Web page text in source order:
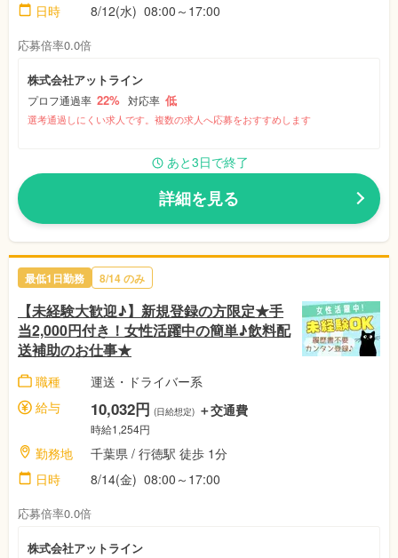
日時
8/12(水) 08:00～17:00
応募倍率0.0倍
株式会社アットライン
プロフ通過率 22% 対応率 低
選考通過しにくい求人です。複数の求人へ応募をおすすめします
あと3日で終了
詳細を見る
最低1日勤務 8/14 のみ
【未経験大歓迎♪】新規登録の方限定★手
当2,000円付き！女性活躍中の簡単♪飲料配
送補助のお仕事★
職種
運送・ドライバー系
給与
10,032円 (日給想定) ＋交通費
時給1,254円
勤務地
千葉県 / 行徳駅 徒歩 1分
日時
8/14(金) 08:00～17:00
応募倍率0.0倍
株式会社アットライン